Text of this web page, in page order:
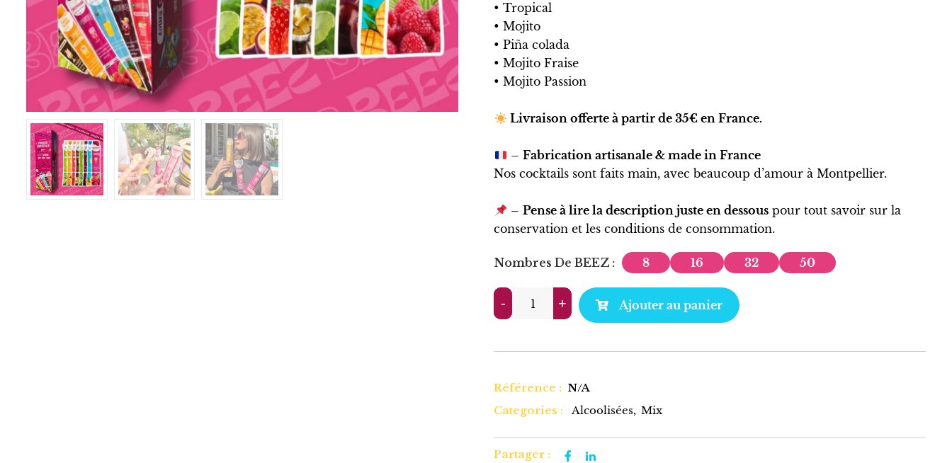
• Tropical
• Mojito
• Piña colada
• Mojito Fraise
• Mojito Passion
Livraison offerte à partir de 35€ en France.
– Fabrication artisanale & made in France
Nos cocktails sont faits main, avec beaucoup d’amour à Montpellier.
– Pense à lire la description juste en dessouspour tout savoir sur la
conservation et les conditions de consommation.
Nombres De BEEZ 8 16 32 50
+
- +
- Ajouter au panier
Référence : N/A
Categories :
Alcoolisées, Mix
Partager :